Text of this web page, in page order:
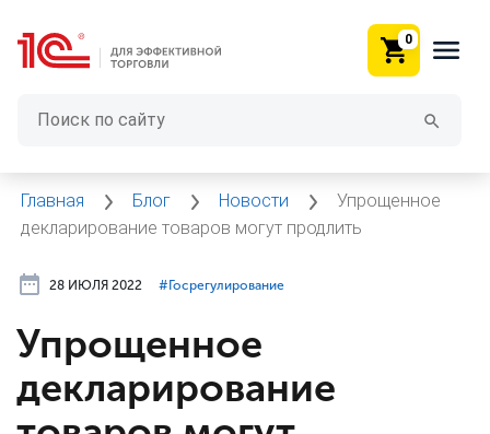
0
Главная Блог Новости
Упрощенное
декларирование товаров могут продлить
28 ИЮЛЯ 2022 #⁣Госрегулирование
Упрощенное
декларирование